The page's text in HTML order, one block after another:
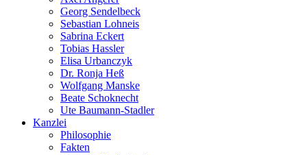
Georg Sendelbeck
Sebastian Lohneis
Sabrina Eckert
Tobias Hassler
Elisa Urbanczyk
Dr. Ronja Heß
Wolfgang Manske
Beate Schoknecht
Ute Baumann-Stadler
Kanzlei
Philosophie
Fakten